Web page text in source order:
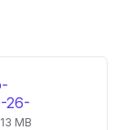
26-
File
13 MB